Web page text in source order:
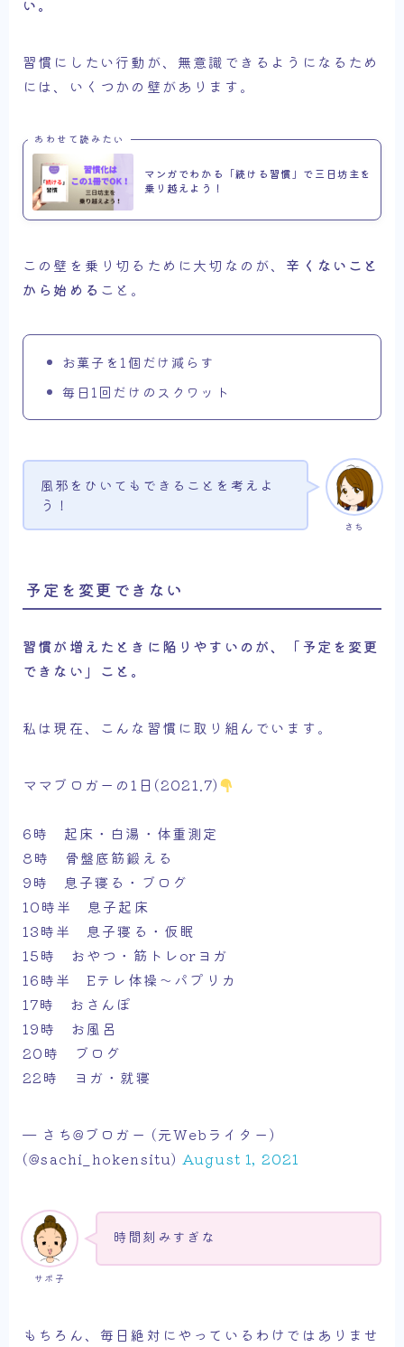
い。
習慣にしたい行動が、無意識できるようになるため
には、いくつかの壁があります。
あわせて読みたい
マンガでわかる「続ける習慣」で三日坊主を
乗り越えよう！
この壁を乗り切るために大切なのが、 辛くないこと
から始める こと。
お菓子を1個だけ減らす
毎日1回だけのスクワット
さち
風邪をひいてもできることを考えよ
う！
予定を変更できない
習慣が増えたときに陥りやすいのが、「予定を変更
できない」こと。
私は現在、こんな習慣に取り組んでいます。
ママブロガーの1日(2021.7)
6時 起床・白湯・体重測定
8時 骨盤底筋鍛える
9時 息子寝る・ブログ
10時半 息子起床
13時半 息子寝る・仮眠
15時 おやつ・筋トレorヨガ
16時半 Eテレ体操〜パプリカ
17時 おさんぽ
19時 お風呂
20時 ブログ
22時 ヨガ・就寝
— さち@ブロガー (元Webライター)
(@sachi_hokensitu) August 1, 2021
サボ子
時間刻みすぎな
もちろん、毎日絶対にやっているわけではありませ